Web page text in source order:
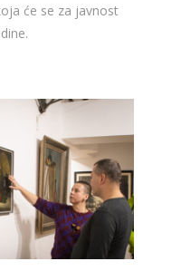
će se za javnost